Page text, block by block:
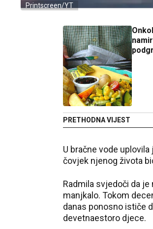
Printscreen/YT
PRETHODNA VIJEST
U bračne vode
čovjek njenog života
Radmila svjedoči da
manjkalo. Tokom
danas ponosno ističe
devetnaestoro djece.